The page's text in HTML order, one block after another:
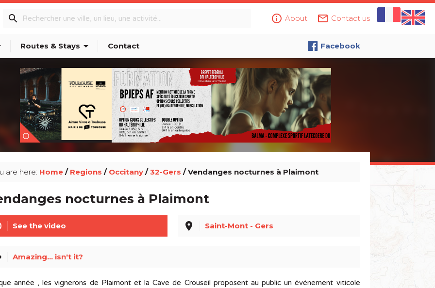
info_outline About mail_outline Contact us
search
Routes & Stays arrow_drop_down Contact Facebook
info_outline
are here: Home/ Regions / Occitany/ 32-Gers / Vendanges nocturnes à Plaimont
nocturnes à Plaimont
See the video place Saint-Mont - Gers
Amazing... isn't it?
année , les vignerons de Plaimont et la Cave de Crouseil proposent au public un événement viticole